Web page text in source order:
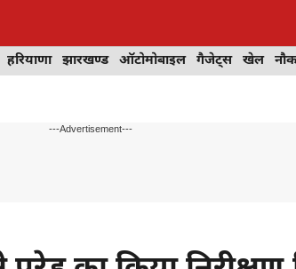
हरियाणा झारखण्ड ऑटोमोबाइल गैजेट्स खेल
---Advertisement---